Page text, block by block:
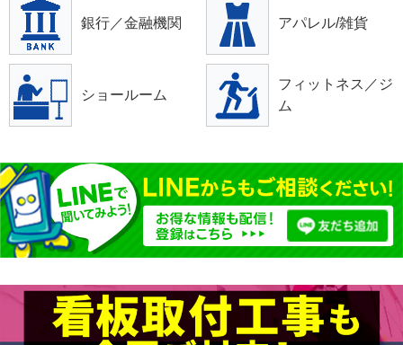
銀行／金融機関 アパレル/雑貨
ショールーム
フィットネス／ジ
ム